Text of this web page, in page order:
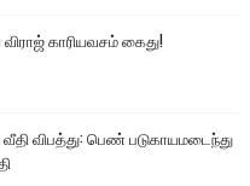
காரியவசம் கைது!
விபத்து: பெண் படுகாயமடைந்து